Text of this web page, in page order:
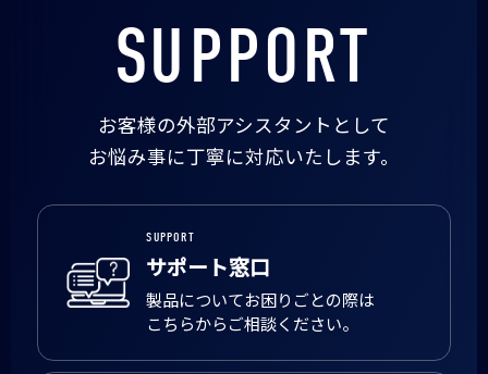
SUPPORT
お客様の外部アシスタントとして
お悩み事に丁寧に対応いたします。
SUPPORT
サポート窓口
製品についてお困りごとの際は
こちらからご相談ください。